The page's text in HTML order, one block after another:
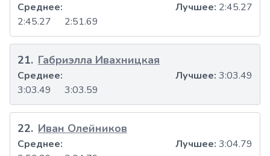
2:45.27 2:51.69
Среднее: Лучшее: 2:45.27
21. Габриэлла Ивахницкая
3:03.49 3:03.59
Среднее: Лучшее: 3:03.49
22. Иван Олейников
Среднее: Лучшее: 3:04.79